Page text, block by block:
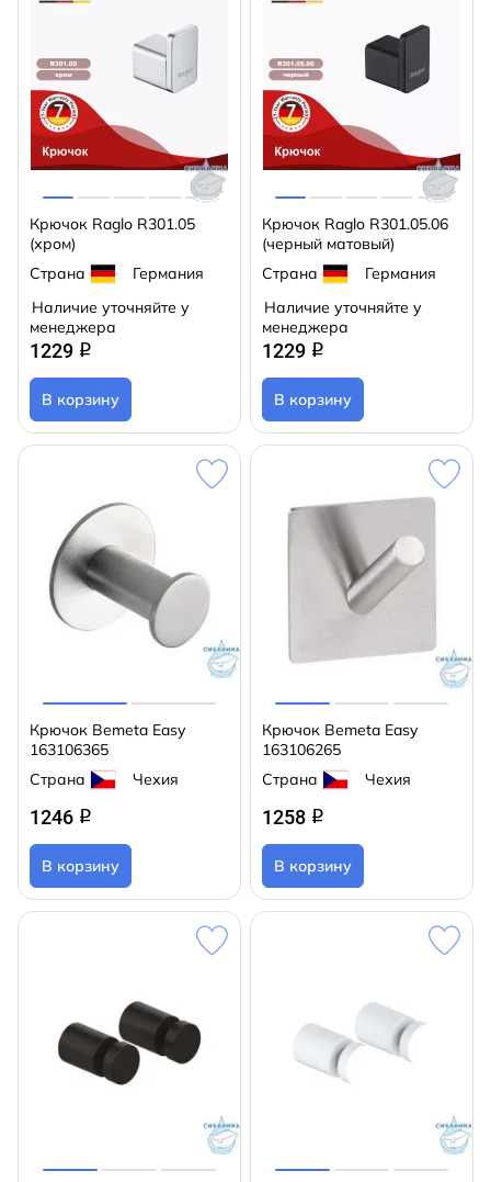
Крючок Raglo R301.05
(хром)
Страна
Германия
Наличие уточняйте у
менеджера
1229 q
В корзину
Крючок Raglo R301.05.06
(черный матовый)
Страна
Германия
Наличие уточняйте у
менеджера
1229 q
В корзину
Крючок Bemeta Easy
163106365
Страна
Чехия
1246 q
В корзину
Крючок Bemeta Easy
163106265
Страна
Чехия
1258 q
В корзину